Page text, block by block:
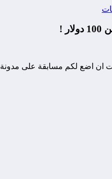
!
ان اضع لكم مسابقة على